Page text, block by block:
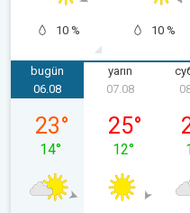
10 % 10 %
bugün
четвер, 06.08
06.08
23°
14°
yarın
07.08
25°
12°